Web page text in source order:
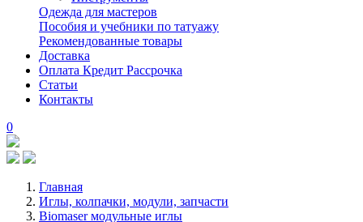
Одежда для мастеров
Пособия и учебники по татуажу
Рекомендованные товары
Доставка
Оплата Кредит Рассрочка
Статьи
Контакты
0
Главная
Иглы, колпачки, модули, запчасти
Biomaser модульные иглы